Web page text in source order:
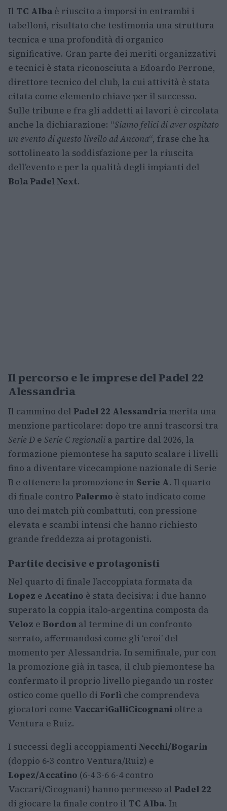
Il TC Alba è riuscito a imporsi in entrambi i
tabelloni, risultato che testimonia una struttura
tecnica e una profondità di organico
significative. Gran parte dei meriti organizzativi
e tecnici è stata riconosciuta a Edoardo Perrone,
direttore tecnico del club, la cui attività è stata
citata come elemento chiave per il successo.
Sulle tribune e fra gli addetti ai lavori è circolata
anche la dichiarazione: “Siamo felici di aver ospitato
un evento di questo livello ad Ancona“, frase che ha
sottolineato la soddisfazione per la riuscita
dell’evento e per la qualità degli impianti del
Bola Padel Next.
Il percorso e le imprese del Padel 22
Alessandria
Il cammino del Padel 22 Alessandria merita una
menzione particolare: dopo tre anni trascorsi tra
Serie D e Serie C regionali a partire dal 2026, la
formazione piemontese ha saputo scalare i livelli
fino a diventare vicecampione nazionale di Serie
B e ottenere la promozione in Serie A. Il quarto
di finale contro Palermo è stato indicato come
uno dei match più combattuti, con pressione
elevata e scambi intensi che hanno richiesto
grande freddezza ai protagonisti.
Partite decisive e protagonisti
Nel quarto di finale l’accoppiata formata da
Lopez e Accatino è stata decisiva: i due hanno
superato la coppia italo-argentina composta da
Veloz e Bordon al termine di un confronto
serrato, affermandosi come gli ‘eroi’ del
momento per Alessandria. In semifinale, pur con
la promozione già in tasca, il club piemontese ha
confermato il proprio livello piegando un roster
ostico come quello di Forlì che comprendeva
giocatori come VaccariGalliCicognani oltre a
Ventura e Ruiz.
I successi degli accoppiamenti Necchi/Bogarin
(doppio 6-3 contro Ventura/Ruiz) e
Lopez/Accatino (6-4 3-6 6-4 contro
Vaccari/Cicognani) hanno permesso al Padel 22
di giocare la finale contro il TC Alba. In